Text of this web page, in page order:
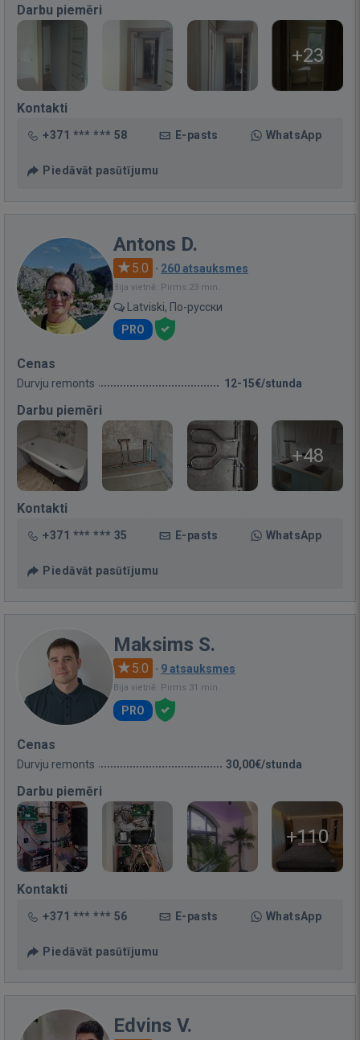
Darbu piemēri
+23
Kontakti
+371 *** *** 58 E-pasts WhatsApp
Piedāvāt pasūtījumu
Antons D.
5.0 · 260 atsauksmes
Bija vietnē: Pirms 23 min.
Latviski, По-русски
PRO
Cenas
Durvju remonts 12-15€/stunda
Darbu piemēri
+48
Kontakti
+371 *** *** 35 E-pasts WhatsApp
Piedāvāt pasūtījumu
Maksims S.
5.0 · 9 atsauksmes
Bija vietnē: Pirms 31 min.
PRO
Cenas
Durvju remonts 30,00€/stunda
Darbu piemēri
+110
Kontakti
+371 *** *** 56 E-pasts WhatsApp
Piedāvāt pasūtījumu
Edvins V.